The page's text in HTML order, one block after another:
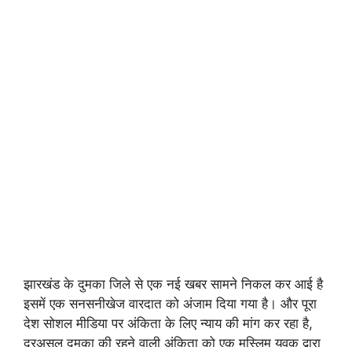
झारखंड के दुमका जिले से एक नई खबर सामने निकल कर आई है
इसमें एक सनसनीखेज वारदात को अंजाम दिया गया है। और पूरा
देश सोशल मीडिया पर अंकिता के लिए न्याय की मांग कर रहा है,
दरअसल दुमका की रहने वाली अंकिता को एक मुस्लिम युवक द्वारा